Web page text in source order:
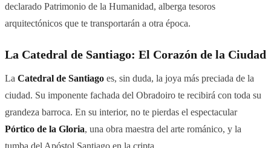
declarado Patrimonio de la Humanidad, alberga tesoros
arquitectónicos que te transportarán a otra época.
La Catedral de Santiago: El Corazón de la Ciudad
La Catedral de Santiago es, sin duda, la joya más preciada de la
ciudad. Su imponente fachada del Obradoiro te recibirá con toda su
grandeza barroca. En su interior, no te pierdas el espectacular
Pórtico de la Gloria, una obra maestra del arte románico, y la